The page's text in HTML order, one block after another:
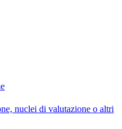
nuclei di valutazione o altri